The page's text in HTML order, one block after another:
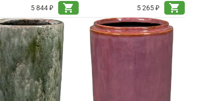
5 844 ₽
shopping_cart
5 265 ₽
shopping_cart